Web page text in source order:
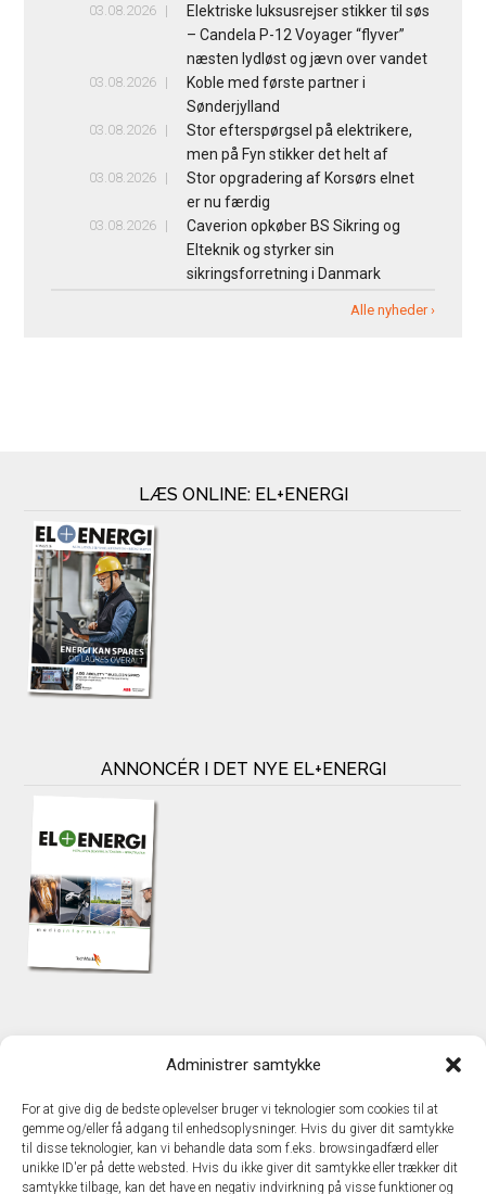
Administrer samtykke
For at give dig de bedste oplevelser bruger vi teknologier som cookies til at
gemme og/eller få adgang til enhedsoplysninger. Hvis du giver dit samtykke
til disse teknologier, kan vi behandle data som f.eks. browsingadfærd eller
unikke ID'er på dette websted. Hvis du ikke giver dit samtykke eller trækker dit
samtykke tilbage, kan det have en negativ indvirkning på visse funktioner og
03.08.2026
Elektriske luksusrejser stikker til søs
– Candela P-12 Voyager “flyver”
næsten lydløst og jævn over vandet
03.08.2026
Koble med første partner i
Sønderjylland
03.08.2026
Stor efterspørgsel på elektrikere,
men på Fyn stikker det helt af
03.08.2026
Stor opgradering af Korsørs elnet
er nu færdig
03.08.2026
Caverion opkøber BS Sikring og
Elteknik og styrker sin
sikringsforretning i Danmark
Alle nyheder ›
LÆS ONLINE: EL+ENERGI
ANNONCÉR I DET NYE EL+ENERGI
TechMedia A/S
DK – 2600 Glostrup
www.techmedia.dk
Telefon: +45 43 24 26 28
E-mail:info@techmedia.dk